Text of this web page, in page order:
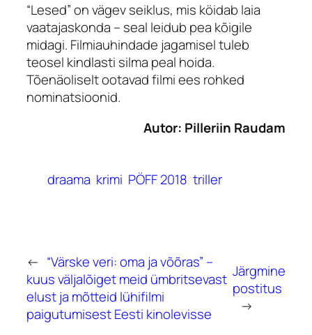
“Lesed” on vägev seiklus, mis köidab laia
vaatajaskonda – seal leidub pea kõigile
midagi. Filmiauhindade jagamisel tuleb
teosel kindlasti silma peal hoida.
Tõenäoliselt ootavad filmi ees rohked
nominatsioonid.
Autor: Pilleriin Raudam
draama krimi PÖFF 2018 triller
← “Värske veri: oma ja võõras” –
kuus väljalõiget meid ümbritsevast
elust ja mõtteid lühifilmi
paigutumisest Eesti kinolevisse
Järgmine
postitus
→